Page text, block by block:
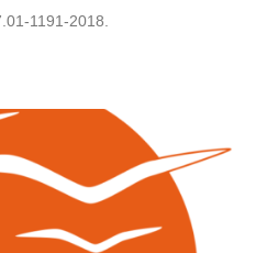
1191-2018.